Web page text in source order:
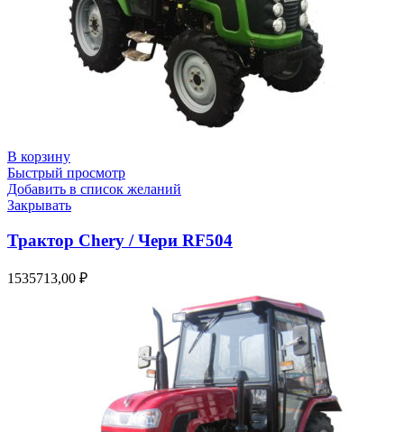
В корзину
Быстрый просмотр
Добавить в список желаний
Закрывать
Трактор Chery / Чери RF504
1535713,00 ₽